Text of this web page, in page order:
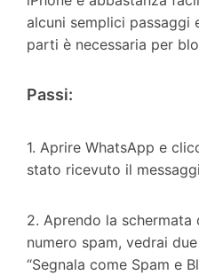
alcuni semplici passaggi
parti è necessaria per
Passi:
1. Aprire WhatsApp e
stato ricevuto il
2. Aprendo la schermata
numero spam, vedrai
“Segnala come Spam e